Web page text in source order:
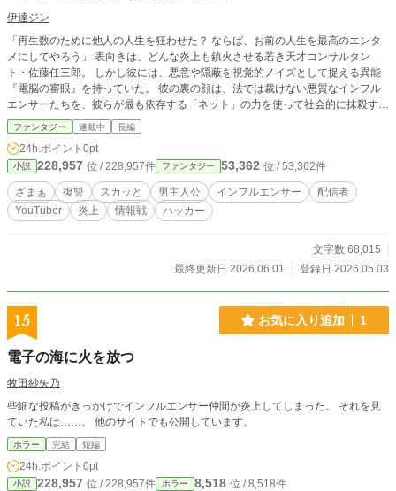
伊達ジン
「再生数のために他人の人生を狂わせた？ ならば、お前の人生を最高のエンタ
メにしてやろう」 表向きは、どんな炎上も鎮火させる若き天才コンサルタン
ト・佐藤任三郎。 しかし彼には、悪意や隠蔽を視覚的ノイズとして捉える異能
『電脳の審眼』を持っていた。 彼の裏の顔は、法では裁けない悪質なインフル
エンサーたちを、彼らが最も依存する「ネット」の力を使って社会的に抹殺する
『処刑人』。 相棒の天才ハッカー女子高生、冷徹な敏腕女弁護士、世界的モデ
ルの潜入工作員など、各分野のスペシャリストである美女たちを率い、佐藤は今
日もターゲットに罠を張る。 「もっと過激にやればバズりますよ」 コンサルタ
ントとしてターゲットを頂点まで持ち上げ、一番調子に乗ったその瞬間に――す
べての悪事を全世界に暴露し、フォロワーも、金も、地位も全て奪い去る！ 迷
惑系YouTuber、パクリ絵師、詐欺商材屋、頂き女子。 現代の病巣「承認欲求」
に塗れたモンスターたちを、圧倒的な情報収集力と極上の罠で地獄へ叩き落と
全部晒します。～炎上コンサルタント・佐藤任三郎の処刑ログ～のリメイク版で
ファンタジー 連載中 長編
24h.ポイント 0pt
小説 228,957 位 / 228,957件 ファンタジー 53,362 位 / 53,362件
ざまぁ 復讐 スカッと 男主人公 インフルエンサー
配信者
YouTuber
炎上 情報戦 ハッカー
文字数 68,015
最終更新日 2026.06.01
登録日 2026.05.03
15 お気に入り追加 1
電子の海に火を放つ
牧田紗矢乃
些細な投稿がきっかけでインフルエンサー仲間が炎上してしまった。 それを見
ていた私は……。 他のサイトでも公開しています。
ホラー 完結 短編
24h.ポイント 0pt
小説 228,957 位 / 228,957件 ホラー 8,518 位 / 8,518件